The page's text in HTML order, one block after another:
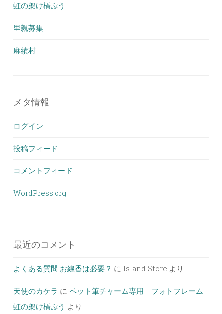
虹の架け橋ぷう
里親募集
麻績村
メタ情報
ログイン
投稿フィード
コメントフィード
WordPress.org
最近のコメント
よくある質問 お線香は必要？ に Island Store より
天使のカケラ に ペット筆チャーム専用 フォトフレーム |
虹の架け橋ぷう より